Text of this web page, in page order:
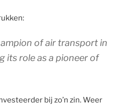
of air transport in
its role as a pioneer of
bij zo’n zin. Weer